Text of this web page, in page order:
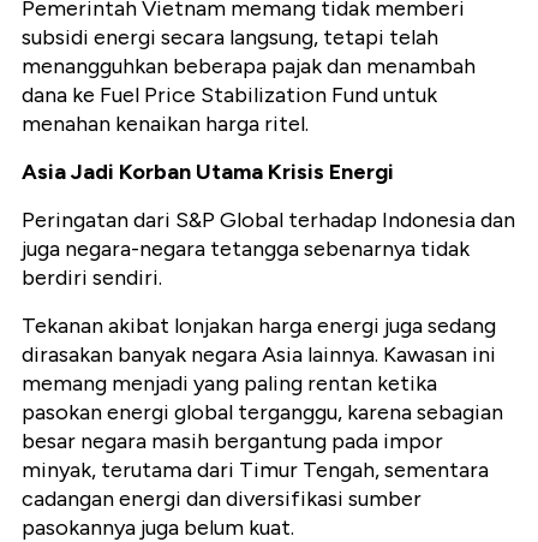
Pemerintah Vietnam memang tidak memberi
subsidi energi secara langsung, tetapi telah
menangguhkan beberapa pajak dan menambah
dana ke Fuel Price Stabilization Fund untuk
menahan kenaikan harga ritel.
Asia Jadi Korban Utama Krisis Energi
Peringatan dari S&P Global terhadap Indonesia dan
juga negara-negara tetangga sebenarnya tidak
berdiri sendiri.
Tekanan akibat lonjakan harga energi juga sedang
dirasakan banyak negara Asia lainnya. Kawasan ini
memang menjadi yang paling rentan ketika
pasokan energi global terganggu, karena sebagian
besar negara masih bergantung pada impor
minyak, terutama dari Timur Tengah, sementara
cadangan energi dan diversifikasi sumber
pasokannya juga belum kuat.